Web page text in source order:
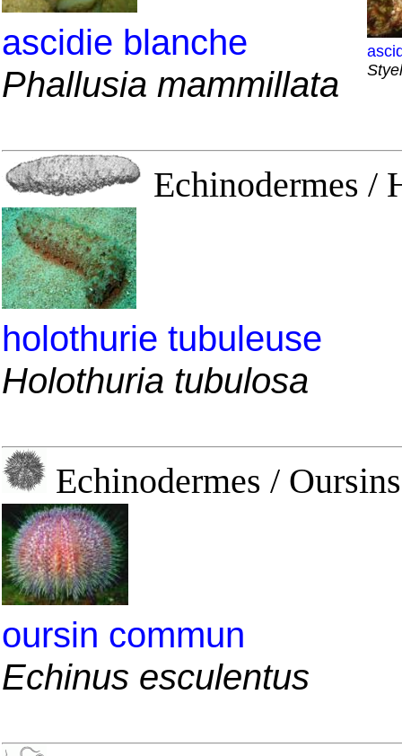
ascidie blanche
Phallusia mammillata
Echinodermes /
holothurie tubuleuse
Holothuria tubulosa
Echinodermes /
oursin commun
Echinus esculentus